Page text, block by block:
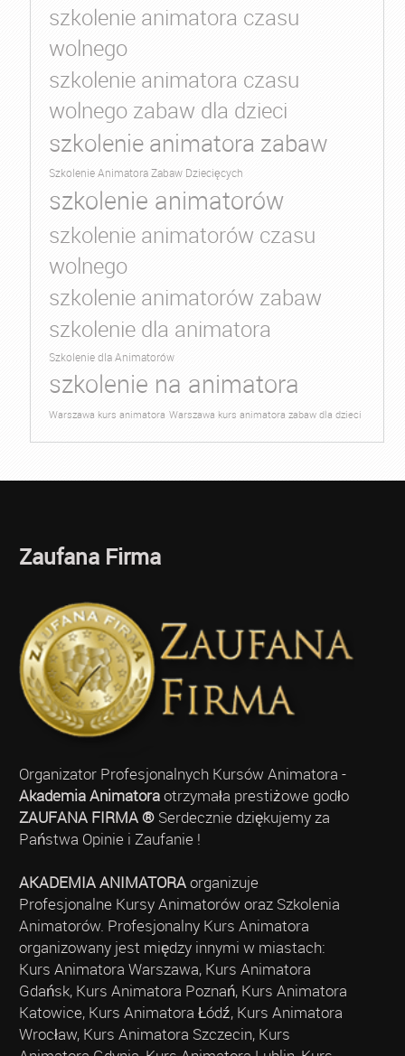
szkolenie animatora czasu
wolnego
szkolenie animatora czasu
wolnego zabaw dla dzieci
szkolenie animatora zabaw
Szkolenie Animatora Zabaw Dziecięcych
szkolenie animatorów
szkolenie animatorów czasu
wolnego
szkolenie animatorów zabaw
szkolenie dla animatora
Szkolenie dla Animatorów
szkolenie na animatora
Warszawa kurs animatora Warszawa kurs animatora zabaw dla dzieci
Zaufana Firma
Organizator Profesjonalnych Kursów Animatora -
Akademia Animatoraotrzymała prestiżowe godło
ZAUFANA FIRMA ®Serdecznie dziękujemy za
Państwa Opinie i Zaufanie !
AKADEMIA ANIMATORAorganizuje
Profesjonalne Kursy Animatorów oraz Szkolenia
Animatorów. Profesjonalny Kurs Animatora
organizowany jest między innymi w miastach:
Kurs Animatora Warszawa, Kurs Animatora
Gdańsk, Kurs Animatora Poznań, Kurs Animatora
Katowice, Kurs Animatora Łódź, Kurs Animatora
Wrocław, Kurs Animatora Szczecin, Kurs